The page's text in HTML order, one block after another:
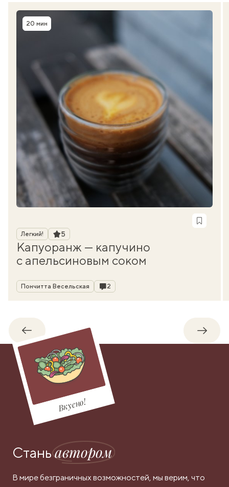
Время приготовления
20 мин
Легкий! Рейтинг
5
Капуоранж — капучино
с апельсиновым соком
Автор
Пончитта Весельская Комментарии
2
Обратно
Вкусно!
Станьавтором
В мире безграничных возможностей, мы верим, что